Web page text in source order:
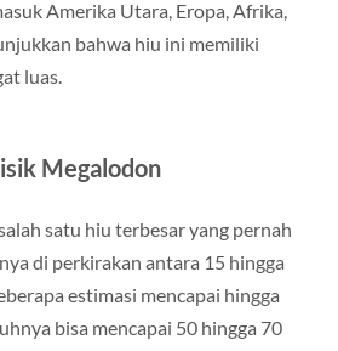
Amerika Utara, Eropa, Afrika,
bahwa hiu ini memiliki
luas.
Megalodon
satu hiu terbesar yang pernah
di perkirakan antara 15 hingga
estimasi mencapai hingga
bisa mencapai 50 hingga 70